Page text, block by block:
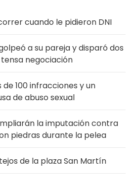
cuando le pidieron DNI
a su pareja y disparó dos
negociación
100 infracciones y un
de abuso sexual
la imputación contra
piedras durante la pelea
de la plaza San Martín